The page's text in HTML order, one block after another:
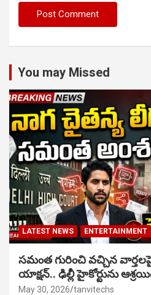
You may Missed
LATEST NEWS ENTERTAINMENT
సమంత గురించి వచ్చిన
యాక్షన్.. ఢిల్లీ హైకోర్టును
May 30, 2026 tanvitechs